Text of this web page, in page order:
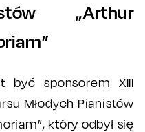
„Arthur
być sponsorem XIII
Młodych Pianistów
który odbył się